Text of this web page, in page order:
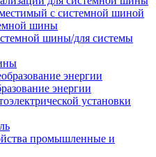
с системной шиной
шины
шины/для системы
энергии
установки